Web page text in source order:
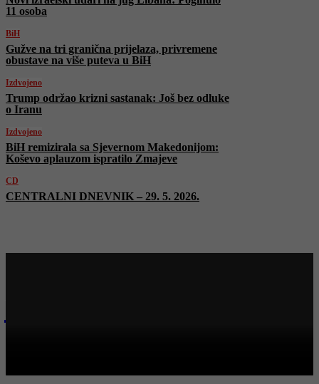
11 osoba
BiH
Gužve na tri granična prijelaza, privremene
obustave na više puteva u BiH
Izdvojeno
Trump održao krizni sastanak: Još bez odluke
o Iranu
Izdvojeno
BiH remizirala sa Sjevernom Makedonijom:
Koševo aplauzom ispratilo Zmajeve
CD
CENTRALNI DNEVNIK – 29. 5. 2026.